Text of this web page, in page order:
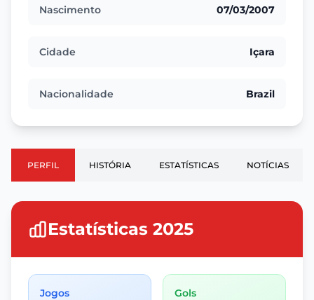
Nascimento 07/03/2007
Cidade Içara
Nacionalidade Brazil
PERFIL HISTÓRIA ESTATÍSTICAS NOTÍCIAS
Estatísticas 2025
Jogos Gols